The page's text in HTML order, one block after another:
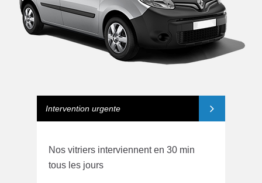
Intervention urgente
Nos vitriers interviennent en 30 min
tous les jours